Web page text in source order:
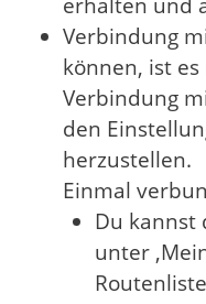
erhalten und
Verbindung
können, ist
Verbindung
den
herzustellen.
Einmal
Du kannst
unter